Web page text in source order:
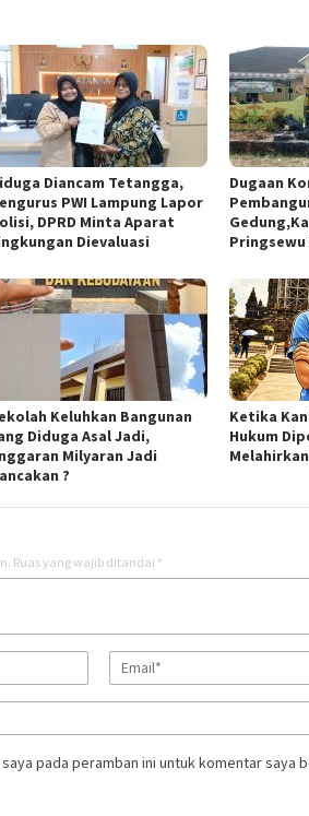
Diancam Tetangga,
PWI Lampung Lapor
DPRD Minta Aparat
Dievaluasi
Dugaan
Pringsewu
Keluhkan Bangunan
Diduga Asal Jadi,
Milyaran Jadi
?
Ketika
Hukum
Ruas yang wajib ditandai *
pada peramban ini untuk komentar saya